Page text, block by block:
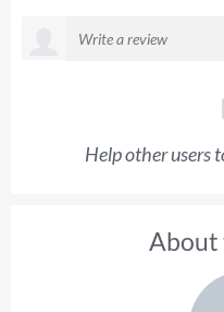
Help other users
About